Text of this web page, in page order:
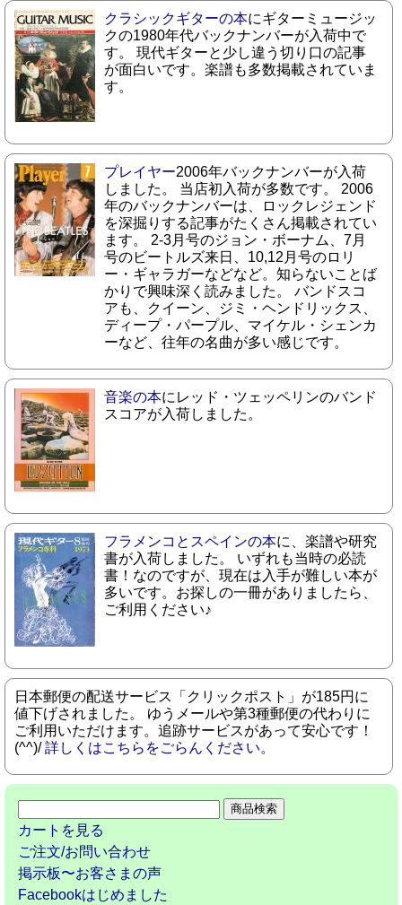
クラシックギターの本にギターミュージッ
クの1980年代バックナンバーが入荷中で
す。 現代ギターと少し違う切り口の記事
が面白いです。楽譜も多数掲載されていま
す。
プレイヤー2006年バックナンバーが入荷
しました。 当店初入荷が多数です。 2006
年のバックナンバーは、ロックレジェンド
を深掘りする記事がたくさん掲載されてい
ます。 2-3月号のジョン・ボーナム、7月
号のビートルズ来日、10,12月号のロリ
ー・ギャラガーなどなど。知らないことば
かりで興味深く読みました。 バンドスコ
アも、クイーン、ジミ・ヘンドリックス、
ディープ・パープル、マイケル・シェンカ
ーなど、往年の名曲が多い感じです。
音楽の本にレッド・ツェッペリンのバンド
スコアが入荷しました。
フラメンコとスペインの本に、楽譜や研究
書が入荷しました。 いずれも当時の必読
書！なのですが、現在は入手が難しい本が
多いです。お探しの一冊がありましたら、
ご利用ください♪
日本郵便の配送サービス「クリックポスト」が185円に
値下げされました。 ゆうメールや第3種郵便の代わりに
ご利用いただけます。追跡サービスがあって安心です！
(^^)/詳しくはこちらをごらんください。
カートを見る
ご注文/お問い合わせ
掲示板〜お客さまの声
Facebookはじめました